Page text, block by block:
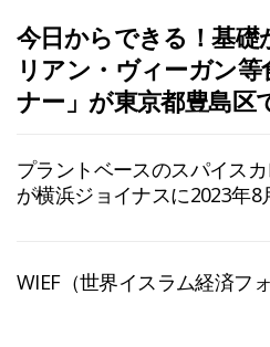
今日からできる！基礎
リアン・ヴィーガン等
ナー」が東京都豊島区
プラントベースのスパイスカ
が横浜ジョイナスに2023年8
WIEF（世界イスラム経済フ